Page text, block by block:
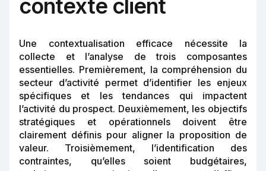
contexte client
Une contextualisation efficace nécessite la
collecte et l’analyse de trois composantes
essentielles. Premièrement, la compréhension du
secteur d’activité permet d’identifier les enjeux
spécifiques et les tendances qui impactent
l’activité du prospect. Deuxièmement, les objectifs
stratégiques et opérationnels doivent être
clairement définis pour aligner la proposition de
valeur. Troisièmement, l’identification des
contraintes, qu’elles soient budgétaires,